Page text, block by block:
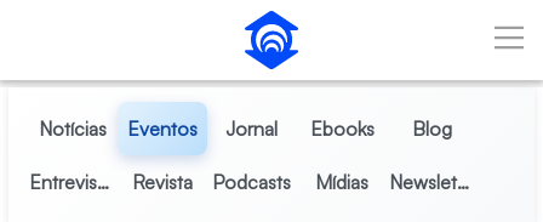
Pular para o Conteúdo principal
Notícias Eventos Jornal Ebooks Blog
Entrevistas Revista Podcasts Mídias Newsletter